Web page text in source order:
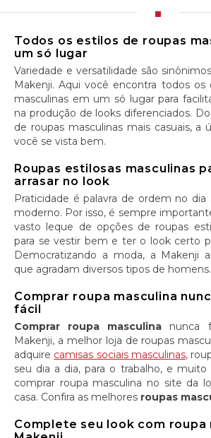
Todos os estilos de roupas
um só lugar
Variedade e versatilidade são
Makenji. Aqui você encontra todos os
masculinas em um só lugar para
na produção de looks diferenciados.
de roupas masculinas mais casuais, a
você se vista bem.
Roupas estilosas masculinas
arrasar no look
Praticidade é palavra de ordem no
moderno. Por isso, é sempre
vasto leque de opções de roupas
para se vestir bem e ter o look certo
Democratizando a moda, a Makenji
que agradam diversos tipos de homens.
Comprar roupa masculina
fácil
Comprar roupa masculina nunca
Makenji, a melhor loja de roupas
adquire camisas sociais masculinas,
seu dia a dia, para o trabalho, e muito
comprar roupa masculina no site da
casa. Confira as melhores roupas
Complete seu look com roupa